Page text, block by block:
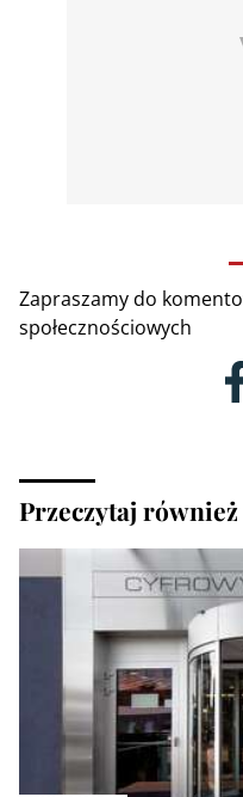
Zapraszamy do
społecznościowych
Przeczytaj również